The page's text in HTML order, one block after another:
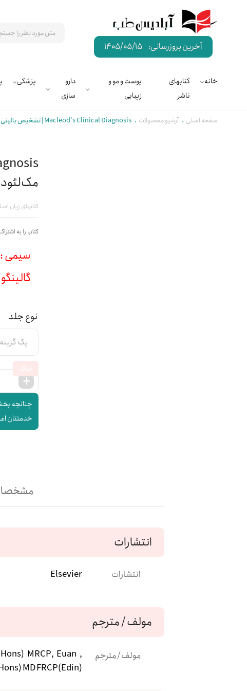
آخرین بروزرسانی: 1405/05/15
خانه
کتابهای
ناشر
پوست و مو و
زیبایی
دارو
سازی
پزشکی
صفحه اصلی آرشیو محصولات Macleod’s Clinical Diagnosis | تشخیص بالینی مک‌لئود
مک‌لئود
کتابهای زبان
کتاب را به
سیمی : 1 جلدی
گالینگور: 1
نوع جلد
چنانچه
خدمتتان
انتشارات
انتشارات Elsevier
مولف / مترجم
مولف / مترجم
MRCP, Euan
MD FRCP(Edin)